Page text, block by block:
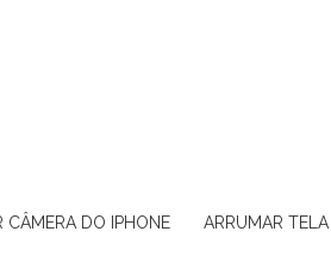
CÂMERA DO IPHONE ARRUMAR